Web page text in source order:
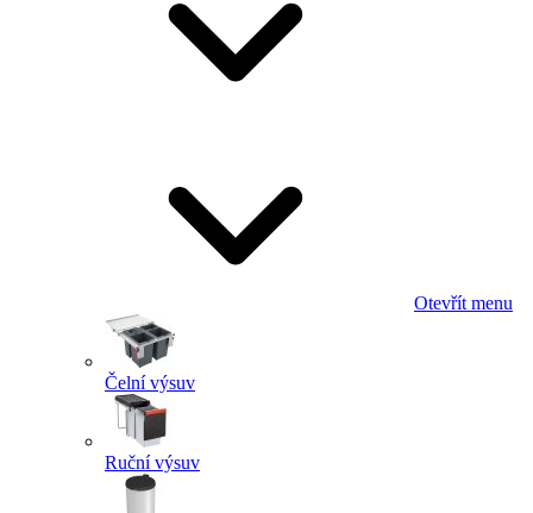
Otevřít menu
Čelní výsuv
Ruční výsuv